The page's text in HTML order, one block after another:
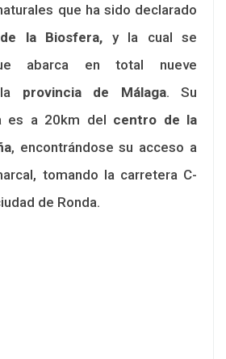
que ha sido declarado
la Biosfera, y la cual se
abarca en total nueve
provincia de Málaga. Su
es a 20km del centro de la
, encontrándose su acceso a
tomando la carretera C-
de Ronda.